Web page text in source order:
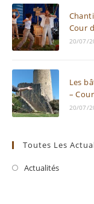
Cour
20/07/
Les
–
20/07/
Toutes Les
Actualités